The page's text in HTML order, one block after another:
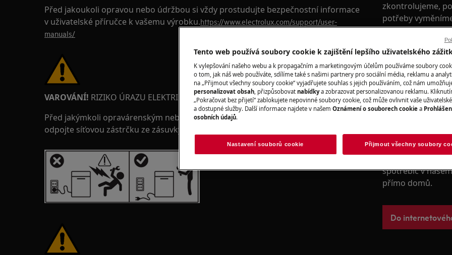
Před jakoukoli opravou nebo údržbou si vždy prostudujte bezpečnostní informace
v uživatelské příručce k vašemu výrobku.https://www.electrolux.com/support/user-
manuals/
VAROVÁNÍ! RIZIKO ÚRAZU ELEKTRICKÝM PROUDEM
Před jakýmkoli opravárenským nebo údržbovým zásahem spotřebič vypněte a
odpojte síťovou zástrčku ze zásuvky.
zkontrolujeme,
potřeby
poskytujeme pro
desky,
digestoře, trouby
Rezervujte
Náhradní díly a
Vyhledejte si
spotřebič v
přímo domů.
Do
Tento web používá soubory cookie k zajištění lepšího uživatelského
K vylepšování našeho webu a k propagačním a marketingovým účelům používáme soubory
o tom, jak náš web používáte, sdílíme také s našimi partnery pro sociální média, reklamu a
na „Přijmout všechny soubory cookie“ vyjadřujete souhlas s jejich používáním, což nám
personalizovat obsah, přizpůsobovat nabídkya zobrazovat personalizovanou reklamu.
„Pokračovat bez přijetí“ zablokujete nepovinné soubory cookie, což může ovlivnit vaše
a dostupné služby. Další informace najdete v našem Oznámení o souborech cookie a
osobních údajů.
Nastavení souborů cookie Přijmout všechny soubory